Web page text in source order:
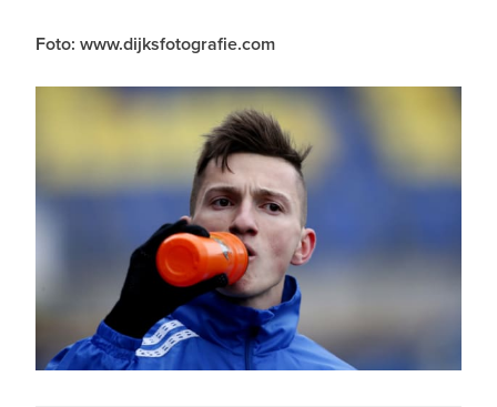
Foto: www.dijksfotografie.com